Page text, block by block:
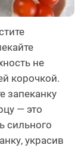
не
корочкой.
запеканку
— это
сильного
украсив